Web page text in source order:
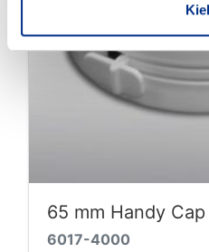
65 mm Handy Cap
6017-4000